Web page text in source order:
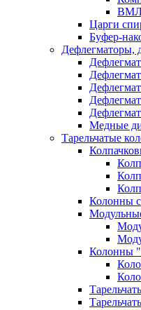
ВМЛ
Царги
Буфер-
Дефлегматоры,
Медные
Тарельчатые
Колонны
Колонны